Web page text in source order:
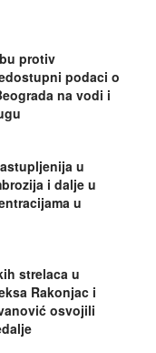
protiv
podaci o
na vodi i
u
i dalje u
u
strelaca u
Rakonjac i
osvojili